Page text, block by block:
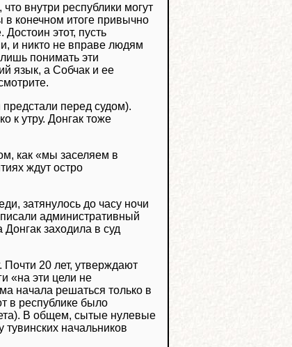
внутри республики могут
в конечном итоге привычно
этот, пусть
и никто не вправе людям
понимать эти
язык, а Собчак и ее
перед судом).
к утру. Донгак тоже
как «мы заселяем в
ждут остро
затянулось до часу ночи
административный
заходила в суд
20 лет, утверждают
«на эти цели не
начала решаться только в
в республике было
В общем, сытые нулевые
начальников